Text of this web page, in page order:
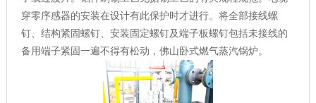
穿零序感器的安装在设计有此保护时才进行。将全部接线螺
钉、结构紧固螺钉、安装固定螺钉及端子板螺钉包括未接线的
备用端子紧固一遍不得有松动，佛山卧式燃气蒸汽锅炉。